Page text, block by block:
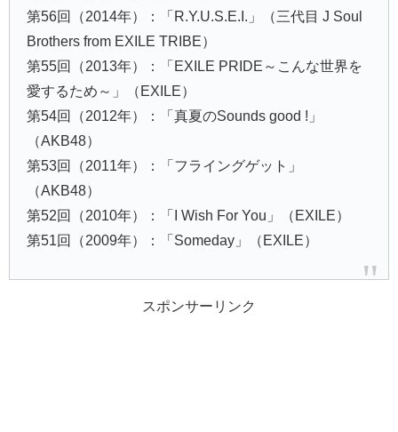
第56回（2014年）：「R.Y.U.S.E.I.」（三代目 J Soul
Brothers from EXILE TRIBE）
第55回（2013年）：「EXILE PRIDE～こんな世界を
愛するため～」（EXILE）
第54回（2012年）：「真夏のSounds good !」
（AKB48）
第53回（2011年）：「フライングゲット」
（AKB48）
第52回（2010年）：「I Wish For You」（EXILE）
第51回（2009年）：「Someday」（EXILE）
スポンサーリンク